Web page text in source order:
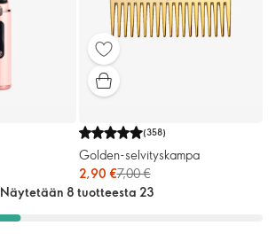
(358)
Golden-selvityskampa
2,90 €7,00 €
Näytetään 8 tuotteesta 23